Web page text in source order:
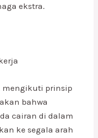
ekstra.
mengikuti prinsip
bahwa
cairan di dalam
ke segala arah